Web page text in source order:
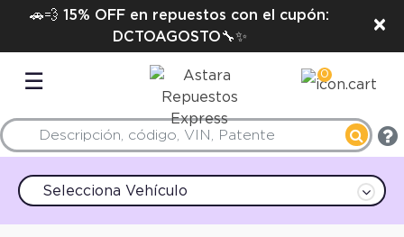
🚗💨 15% OFF en repuestos con el cupón:
DCTOAGOSTO🔧✨
×
☰ 0
Selecciona Vehículo